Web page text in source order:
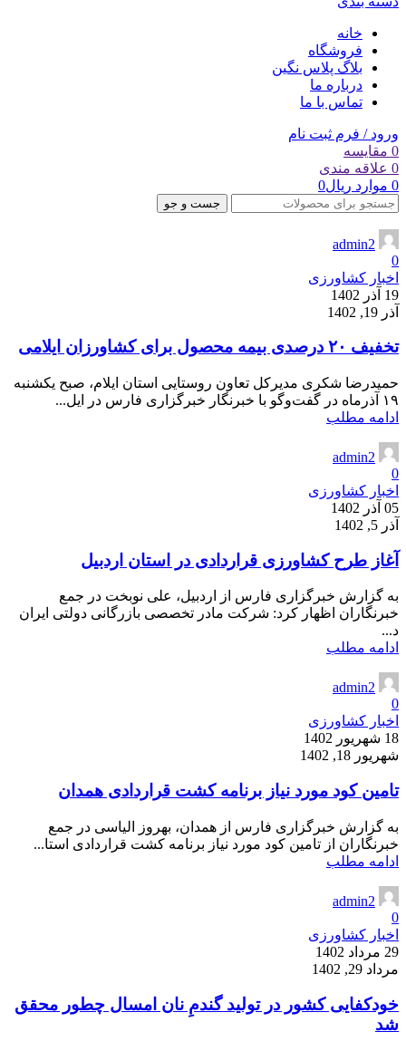
خانه
فروشگاه
بلاگ پلاس نگین
درباره ما
تماس با ما
ورود / فرم ثبت نام
0 مقایسه
0 علاقه مندی
0 موارد ریال0
جست و جو
admin2
0
اخبار کشاورزی
19 آذر 1402
آذر 19, 1402
تخفیف ۲۰ درصدی بیمه محصول برای کشاورزان ایلامی
حمیدرضا شکری مدیرکل تعاون روستایی استان ایلام، صبح یکشنبه
۱۹ آذرماه در گفت‌وگو با خبرنگار خبرگزاری فارس در ایل...
ادامه مطلب
admin2
0
اخبار کشاورزی
05 آذر 1402
آذر 5, 1402
آغاز طرح کشاورزی قراردادی در استان اردبیل
به گزارش خبرگزاری فارس از اردبیل، علی نوبخت در جمع
خبرنگاران اظهار کرد: شرکت مادر تخصصی بازرگانی دولتی ایران
د...
ادامه مطلب
admin2
0
اخبار کشاورزی
18 شهریور 1402
شهریور 18, 1402
تامین کود مورد نیاز برنامه کشت قراردادی همدان
به گزارش خبرگزاری فارس از همدان، بهروز الیاسی در جمع
خبرنگاران از تامین کود مورد نیاز برنامه کشت قراردادی استا...
ادامه مطلب
admin2
0
اخبار کشاورزی
29 مرداد 1402
مرداد 29, 1402
‌خودکفایی‌ کشور در تولید گندمِ نان ‌امسال چطور محقق
شد